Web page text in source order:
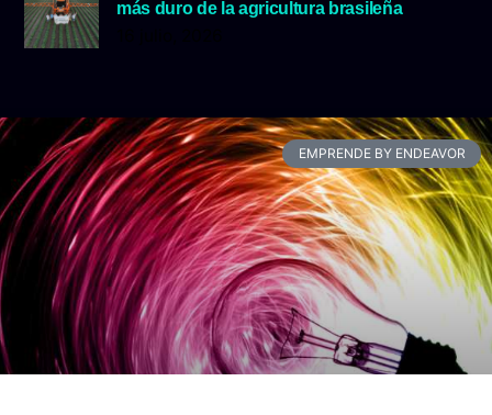
más duro de la agricultura brasileña
EMPRENDE BY ENDEAVOR